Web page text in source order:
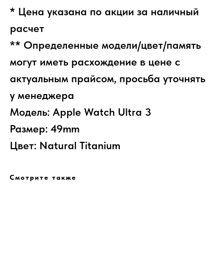
* Цена указана по акции за наличный
расчет
** Определенные модели/цвет/память
могут иметь расхождение в цене с
актуальным прайсом, просьба уточнять
у менеджера
Модель: Apple Watch Ultra 3
Размер: 49mm
Цвет: Natural Titanium
Смотрите также